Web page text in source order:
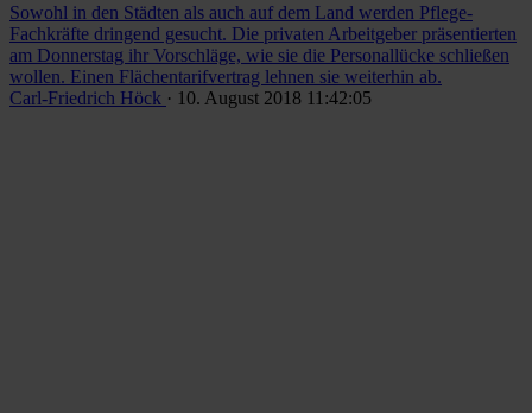
Sowohl in den Städten als auch auf dem Land werden Pflege-
Fachkräfte dringend gesucht. Die privaten Arbeitgeber präsentierten
am Donnerstag ihr Vorschläge, wie sie die Personallücke schließen
wollen. Einen Flächentarifvertrag lehnen sie weiterhin ab.
Carl-Friedrich Höck · 10. August 2018 11:42:05